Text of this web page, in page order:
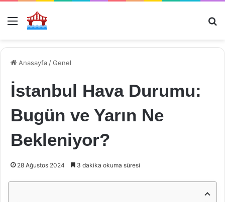
Menü
Anasayfa /Genel
İstanbul Hava Durumu:
Bugün ve Yarın Ne
Bekleniyor?
28 Ağustos 2024 3 dakika okuma süresi